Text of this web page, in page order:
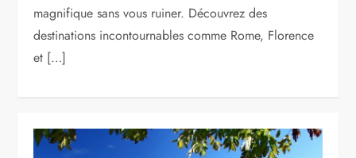
magnifique sans vous ruiner. Découvrez des
destinations incontournables comme Rome, Florence
et […]